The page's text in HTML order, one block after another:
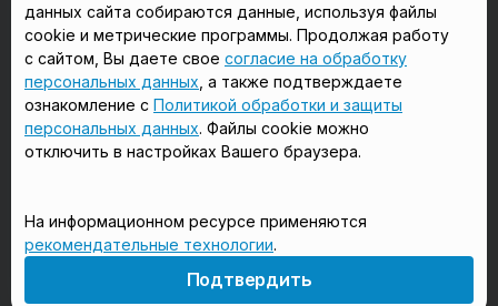
в Сергиевом Посаде в Люберцах
в Красногорске в Королёве
в Домодедово в Щёлково
18+
Мы в соцсетях
данных сайта собираются данные, используя файлы
cookie и метрические программы. Продолжая работу
с сайтом, Вы даете свое согласие на обработку
персональных данных , а также подтверждаете
ознакомление с Политикой обработки и защиты
персональных данных. Файлы cookie можно
отключить в настройках Вашего браузера.
На информационном ресурсе применяются
рекомендательные технологии.
Подтвердить